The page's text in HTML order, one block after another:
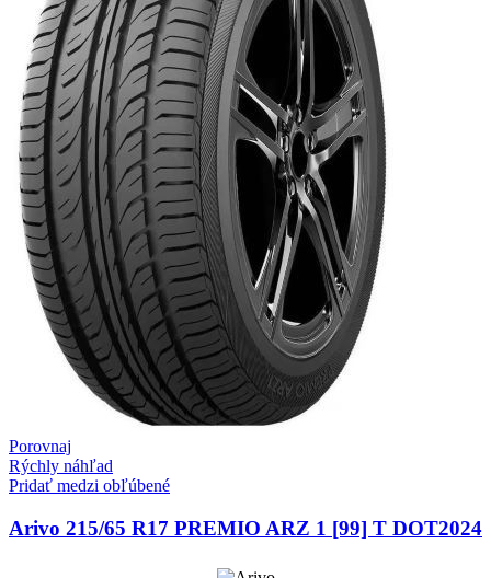
Porovnaj
Rýchly náhľad
Pridať medzi obľúbené
Arivo 215/65 R17 PREMIO ARZ 1 [99] T DOT2024